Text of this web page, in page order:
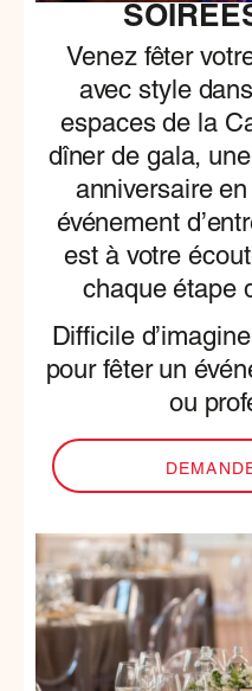
Venez fêter
avec style
espaces de la
dîner de gala,
anniversaire
événement
est à votre
chaque étape
Difficile
pour fêter un
ou